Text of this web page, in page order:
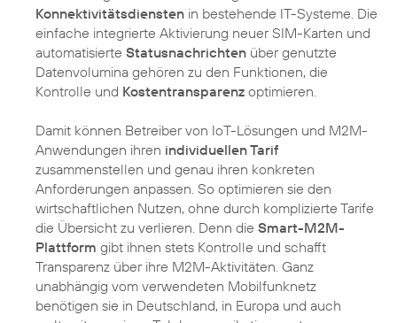
Konnektivitätsdiensten in bestehende IT-Systeme. Die
einfache integrierte Aktivierung neuer SIM-Karten und
automatisierte Statusnachrichten über genutzte
Datenvolumina gehören zu den Funktionen, die
Kontrolle und Kostentransparenz optimieren.
Damit können Betreiber von IoT-Lösungen und M2M-
Anwendungen ihren individuellen Tarif
zusammenstellen und genau ihren konkreten
Anforderungen anpassen. So optimieren sie den
wirtschaftlichen Nutzen, ohne durch komplizierte Tarife
die Übersicht zu verlieren. Denn die Smart-M2M-
Plattform gibt ihnen stets Kontrolle und schafft
Transparenz über ihre M2M-Aktivitäten. Ganz
unabhängig vom verwendeten Mobilfunknetz
benötigen sie in Deutschland, in Europa und auch